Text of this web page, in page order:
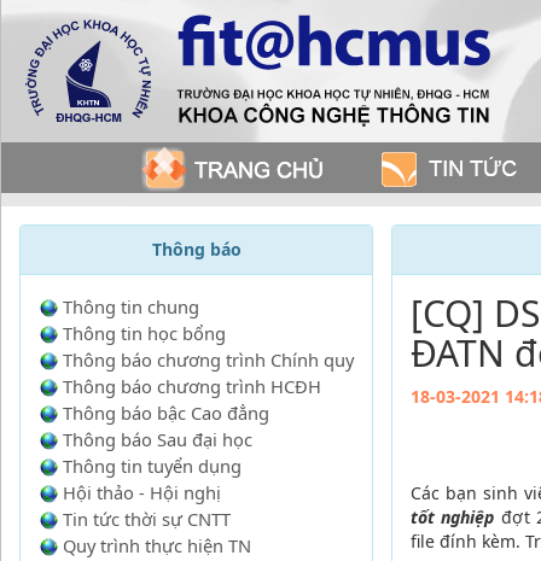
Thông báo
Thông tin chung
Thông tin học bổng
Thông báo chương trình Chính quy
Thông báo chương trình HCĐH
Thông báo bậc Cao đẳng
Thông báo Sau đại học
Thông tin tuyển dụng
Hội thảo - Hội nghị
Tin tức thời sự CNTT
Quy trình thực hiện TN
[CQ]
ĐATN
18-03-2021
Các bạn sinh
tốt nghiệp đợt
file đính kèm.